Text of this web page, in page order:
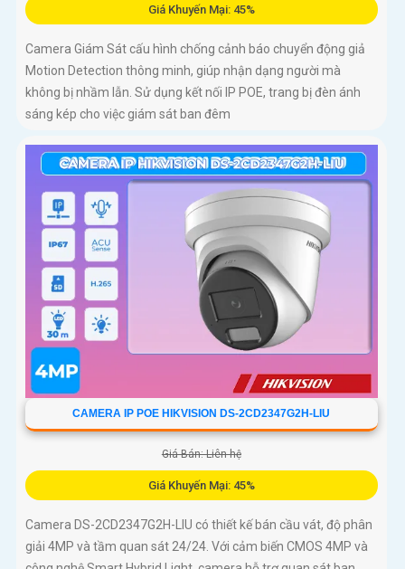
Giá Khuyến Mại: 45%
Camera Giám Sát cấu hình chống cảnh báo chuyển động giả
Motion Detection thông minh, giúp nhận dạng người mà
không bị nhầm lẫn. Sử dụng kết nối IP POE, trang bị đèn ánh
sáng kép cho việc giám sát ban đêm
CAMERA IP POE HIKVISION DS-2CD2347G2H-LIU
Giá Bán: Liên hệ
Giá Khuyến Mại: 45%
Camera DS-2CD2347G2H-LIU có thiết kế bán cầu vát, độ phân
giải 4MP và tầm quan sát 24/24. Với cảm biến CMOS 4MP và